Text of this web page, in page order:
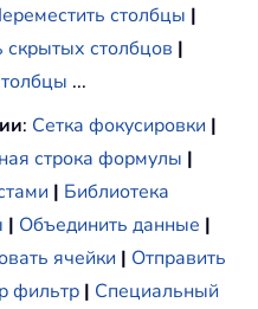
столбцы |
столбцов |
...
: Сетка фокусировки |
строка формулы |
| Библиотека
| Объединить данные |
ячейки | Отправить
фильтр | Специальный